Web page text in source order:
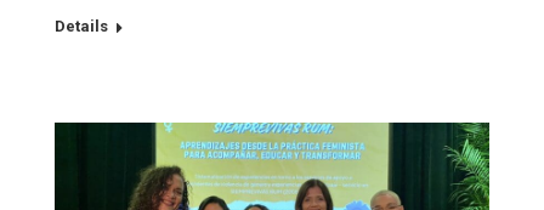
Details